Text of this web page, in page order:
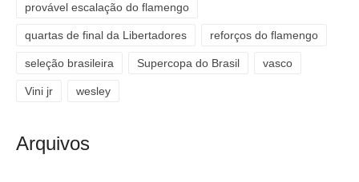
provável escalação do flamengo
quartas de final da Libertadores reforços do flamengo
seleção brasileira Supercopa do Brasil vasco
Vini jr wesley
Arquivos